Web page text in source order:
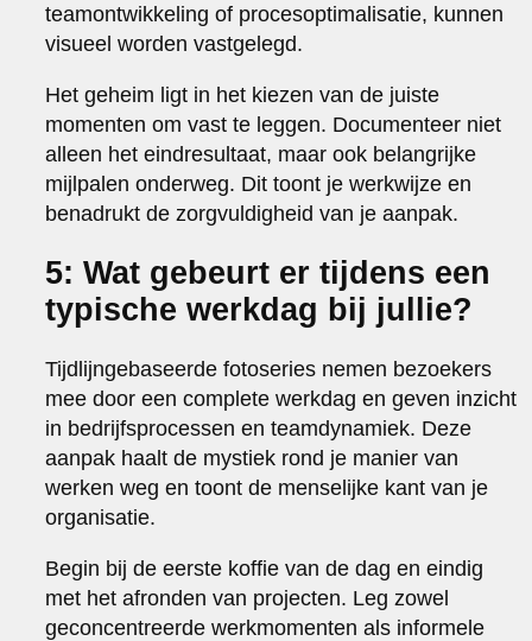
teamontwikkeling of procesoptimalisatie, kunnen
visueel worden vastgelegd.
Het geheim ligt in het kiezen van de juiste
momenten om vast te leggen. Documenteer niet
alleen het eindresultaat, maar ook belangrijke
mijlpalen onderweg. Dit toont je werkwijze en
benadrukt de zorgvuldigheid van je aanpak.
5: Wat gebeurt er tijdens een
typische werkdag bij jullie?
Tijdlijngebaseerde fotoseries nemen bezoekers
mee door een complete werkdag en geven inzicht
in bedrijfsprocessen en teamdynamiek. Deze
aanpak haalt de mystiek rond je manier van
werken weg en toont de menselijke kant van je
organisatie.
Begin bij de eerste koffie van de dag en eindig
met het afronden van projecten. Leg zowel
geconcentreerde werkmomenten als informele